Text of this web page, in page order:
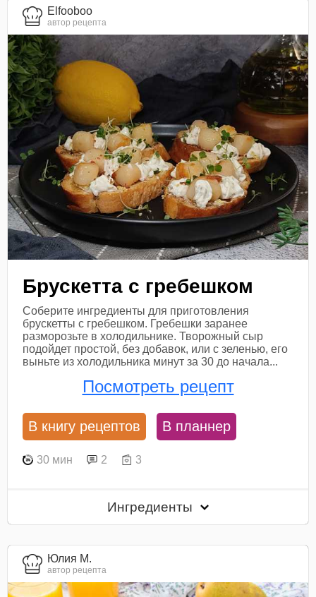
Elfooboo
автор рецепта
Брускетта с гребешком
Соберите ингредиенты для приготовления
брускетты с гребешком. Гребешки заранее
разморозьте в холодильнике. Творожный сыр
подойдет простой, без добавок, или с зеленью, его
выньте из холодильника минут за 30 до начала...
Посмотреть рецепт
В книгу рецептов В планнер
30 мин 2 3
Ингредиенты
Юлия М.
автор рецепта